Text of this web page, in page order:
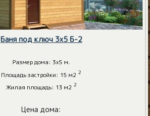
Баня под ключ 3х5 Б-2
Размер дома: 3х5 м.
Площадь застройки: 15 м2 2
Жилая площадь: 13 м2 2
Цена дома: